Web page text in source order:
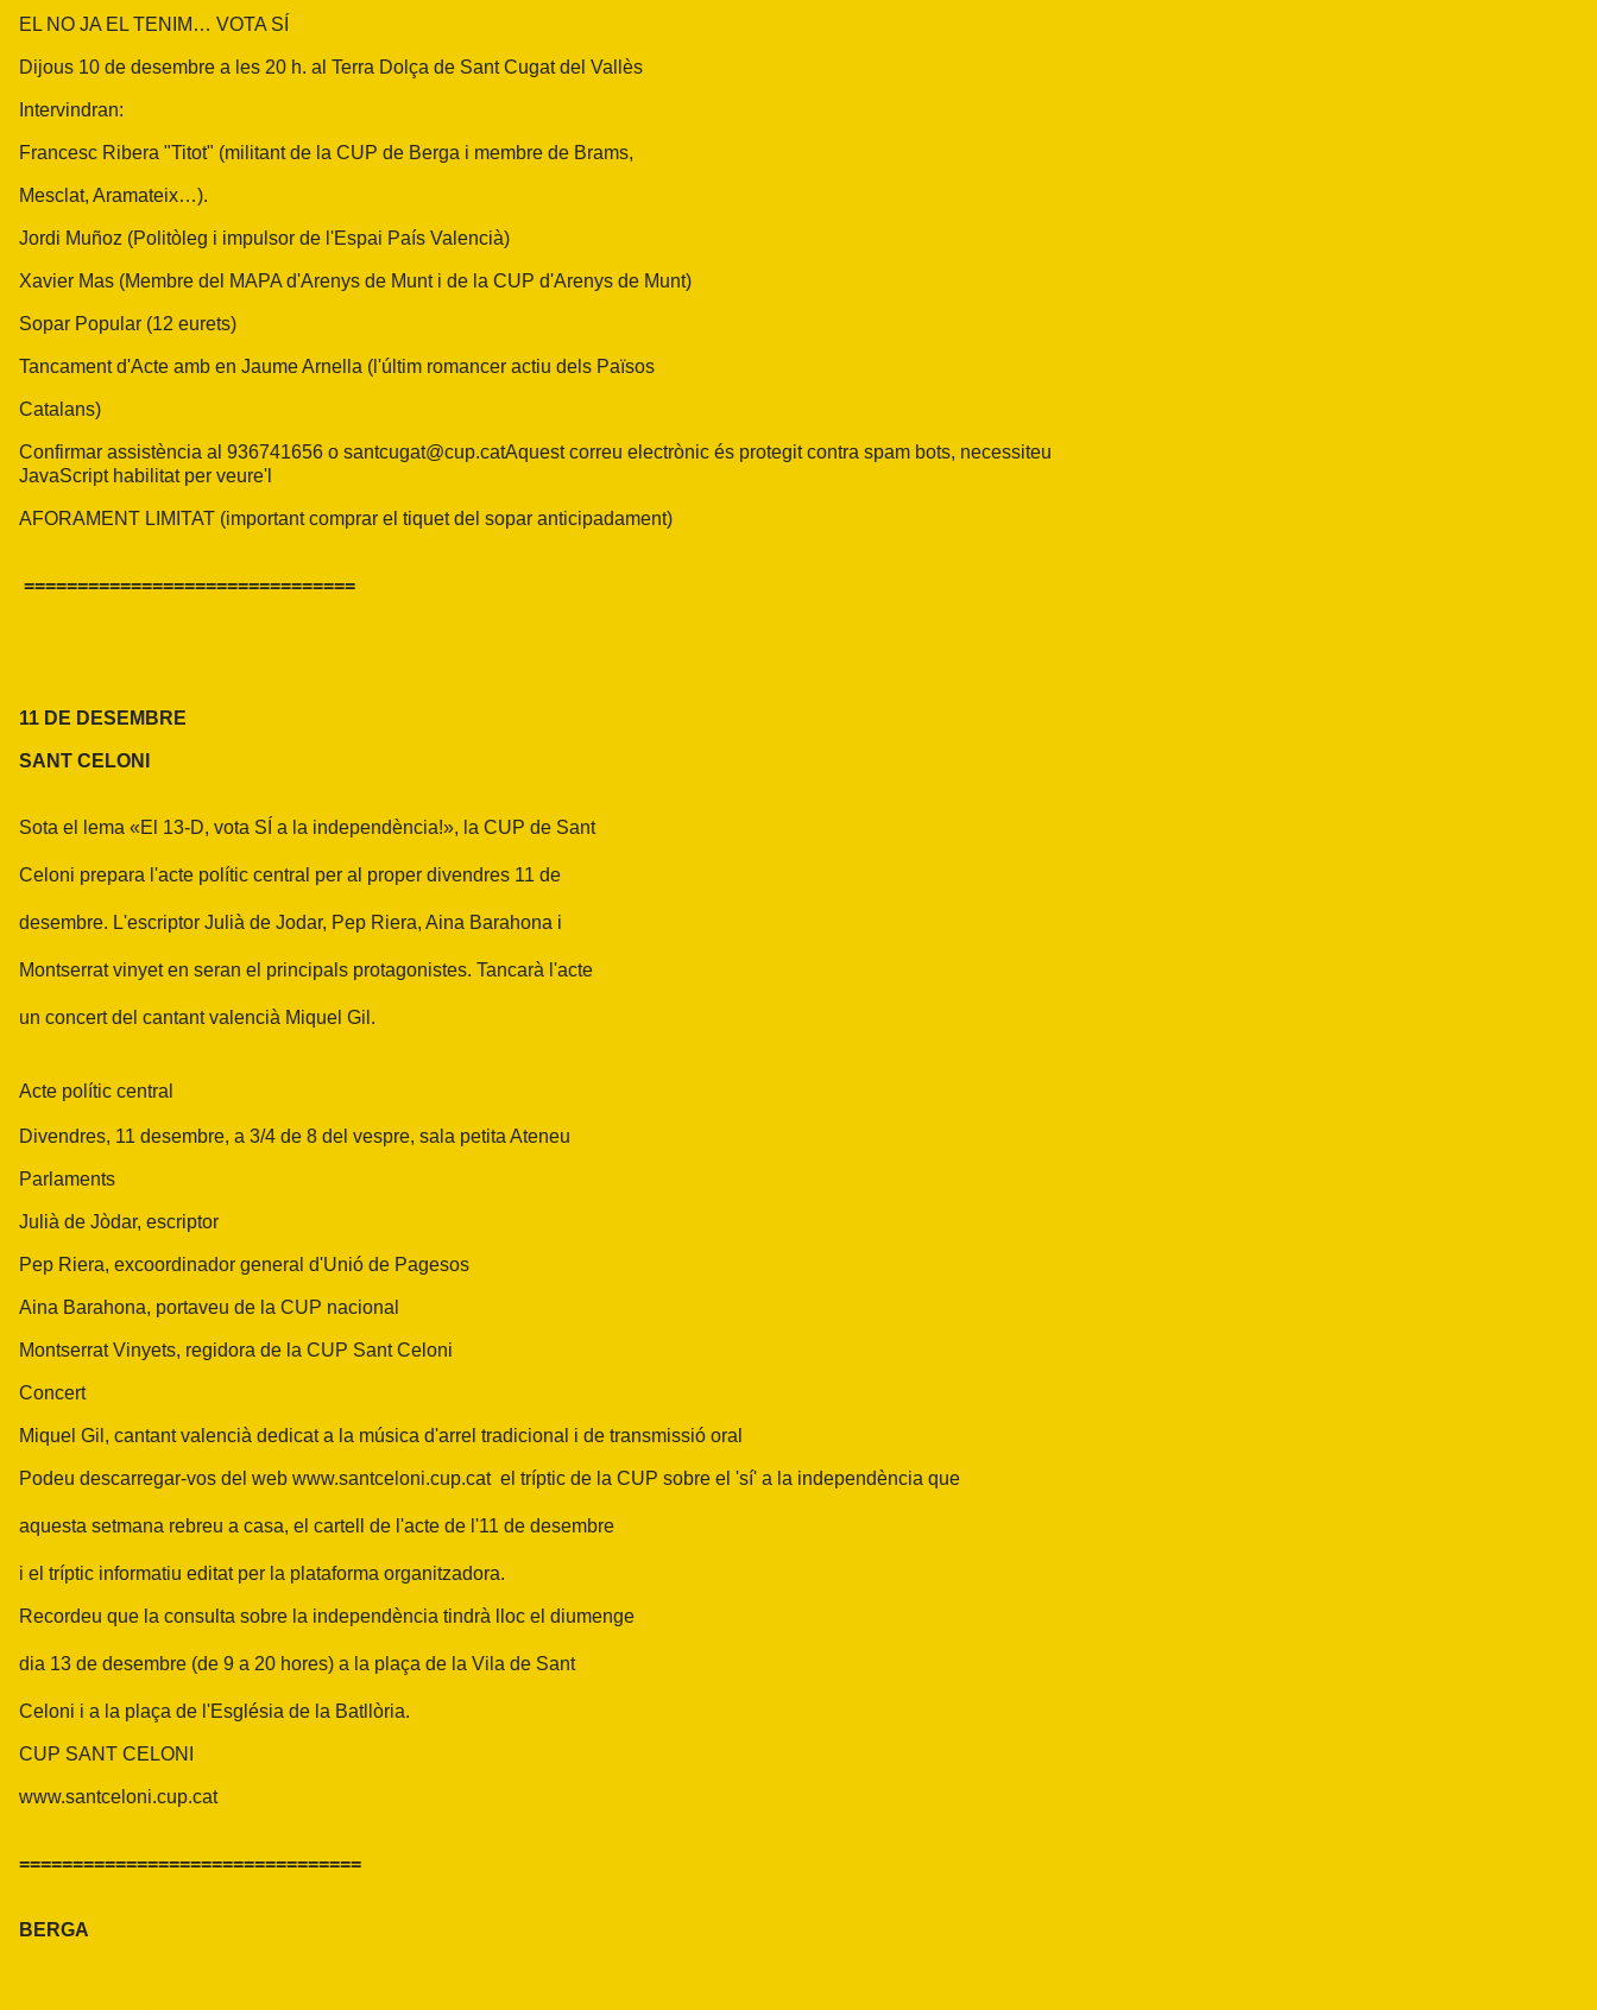
EL NO JA EL TENIM… VOTA SÍ
Dijous 10 de desembre a les 20 h. al Terra Dolça de Sant Cugat del Vallès
Intervindran:
Francesc Ribera "Titot" (militant de la CUP de Berga i membre de Brams,
Mesclat, Aramateix…).
Jordi Muñoz (Politòleg i impulsor de l'Espai País Valencià)
Xavier Mas (Membre del MAPA d'Arenys de Munt i de la CUP d'Arenys de Munt)
Sopar Popular (12 eurets)
Tancament d'Acte amb en Jaume Arnella (l'últim romancer actiu dels Països
Catalans)
Confirmar assistència al 936741656 o santcugat@cup.catAquestcorreu electrònic és protegit contra spam bots, necessiteu
JavaScript habilitat per veure'l
AFORAMENT LIMITAT (important comprar el tiquet del sopar anticipadament)
===============================
11 DE DESEMBRE
SANT CELONI
Sota el lema «El 13-D, vota SÍ a la independència!», la CUP de Sant
Celoni prepara l'acte polític central per al proper divendres 11 de
desembre. L'escriptor Julià de Jodar, Pep Riera, Aina Barahona i
Montserrat vinyet en seran el principals protagonistes. Tancarà l'acte
un concert del cantant valencià Miquel Gil.
Acte polític central
Divendres, 11 desembre, a 3/4 de 8 del vespre, sala petita Ateneu
Parlaments
Julià de Jòdar, escriptor
Pep Riera, excoordinador general d'Unió de Pagesos
Aina Barahona, portaveu de la CUP nacional
Montserrat Vinyets, regidora de la CUP Sant Celoni
Concert
Miquel Gil, cantant valencià dedicat a la música d'arrel tradicional i de transmissió oral
Podeu descarregar-vos del web www.santceloni.cup.cat el tríptic de la CUP sobre el 'sí' a la independència que
aquesta setmana rebreu a casa, el cartell de l'acte de l'11 de desembre
i el tríptic informatiu editat per la plataforma organitzadora.
Recordeu que la consulta sobre la independència tindrà lloc el diumenge
dia 13 de desembre (de 9 a 20 hores) a la plaça de la Vila de Sant
Celoni i a la plaça de l'Església de la Batllòria.
CUP SANT CELONI
www.santceloni.cup.cat
================================
BERGA